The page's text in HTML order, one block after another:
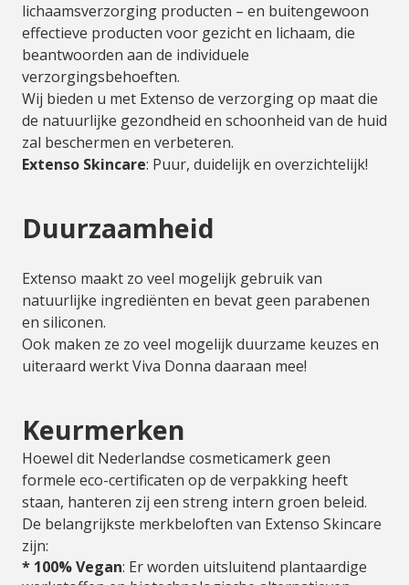
lichaamsverzorging producten – en buitengewoon
effectieve producten voor gezicht en lichaam, die
beantwoorden aan de individuele
verzorgingsbehoeften.
Wij bieden u met Extenso de verzorging op maat die
de natuurlijke gezondheid en schoonheid van de huid
zal beschermen en verbeteren.
Extenso Skincare: Puur, duidelijk en overzichtelijk!
Duurzaamheid
Extenso maakt zo veel mogelijk gebruik van
natuurlijke ingrediënten en bevat geen parabenen
en siliconen.
Ook maken ze zo veel mogelijk duurzame keuzes en
uiteraard werkt Viva Donna daaraan mee!
Keurmerken
Hoewel dit Nederlandse cosmeticamerk geen
formele eco-certificaten op de verpakking heeft
staan, hanteren zij een streng intern groen beleid.
De belangrijkste merkbeloften van Extenso Skincare
zijn:
* 100% Vegan: Er worden uitsluitend plantaardige